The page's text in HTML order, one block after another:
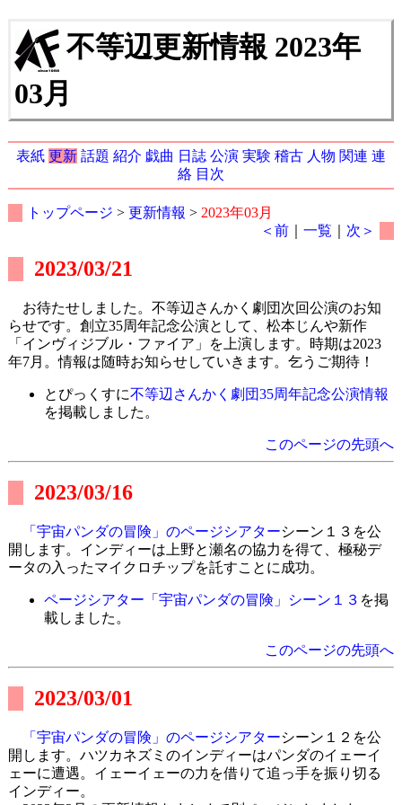
不等辺更新情報 2023年
03月
表紙 更新 話題 紹介 戯曲 日誌 公演 実験 稽古 人物 関連 連
絡 目次
トップページ > 更新情報 > 2023年03月
＜前 ｜一覧 次＞
2023/03/21
お待たせしました。不等辺さんかく劇団次回公演のお知
らせです。創立35周年記念公演として、松本じんや新作
「インヴィジブル・ファイア」を上演します。時期は2023
年7月。情報は随時お知らせしていきます。乞うご期待！
とぴっくすに不等辺さんかく劇団35周年記念公演情報
を掲載しました。
このページの先頭へ
2023/03/16
「宇宙パンダの冒険」のページシアターシーン１３を公
開します。インディーは上野と瀬名の協力を得て、極秘デ
ータの入ったマイクロチップを託すことに成功。
ページシアター「宇宙パンダの冒険」シーン１３ を掲
載しました。
このページの先頭へ
2023/03/01
「宇宙パンダの冒険」のページシアターシーン１２を公
開します。ハツカネズミのインディーはパンダのイェーイ
ェーに遭遇。イェーイェーの力を借りて追っ手を振り切る
インディー。